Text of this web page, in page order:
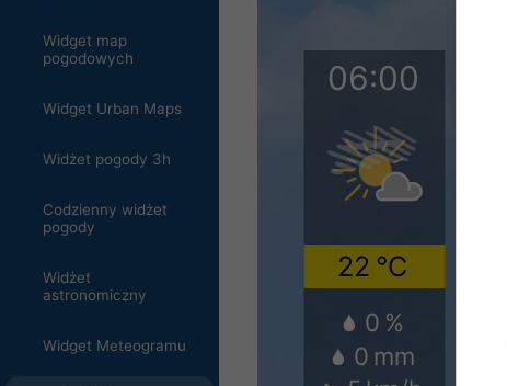
Widget map
pogodowych
Widget Urban Maps
Widżet pogody 3h
Codzienny widżet
pogody
Widżet
astronomiczny
Widget Meteogramu